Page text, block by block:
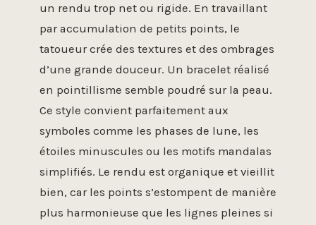
un rendu trop net ou rigide. En travaillant
par accumulation de petits points, le
tatoueur crée des textures et des ombrages
d’une grande douceur. Un bracelet réalisé
en pointillisme semble poudré sur la peau.
Ce style convient parfaitement aux
symboles comme les phases de lune, les
étoiles minuscules ou les motifs mandalas
simplifiés. Le rendu est organique et vieillit
bien, car les points s’estompent de manière
plus harmonieuse que les lignes pleines si